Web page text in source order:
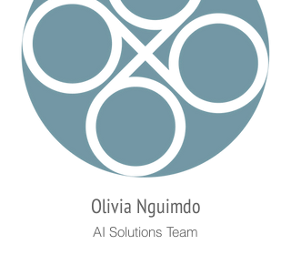
Olivia Nguimdo
AI Solutions Team